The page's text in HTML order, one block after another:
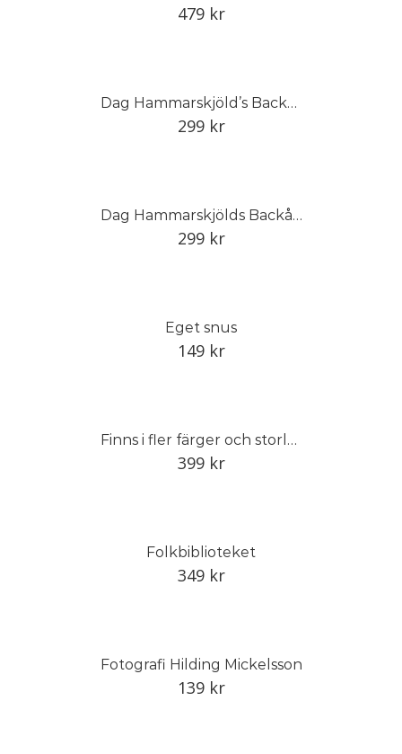
479 kr
Dag Hammarskjöld’s Backåkra: The Magic of the Place and the History of its Objects
299 kr
Dag Hammarskjölds Backåkra: Platsens magi och föremålens historia
299 kr
Eget snus
149 kr
Finns i fler färger och storlekar
399 kr
Folkbiblioteket
349 kr
Fotografi Hilding Mickelsson
139 kr